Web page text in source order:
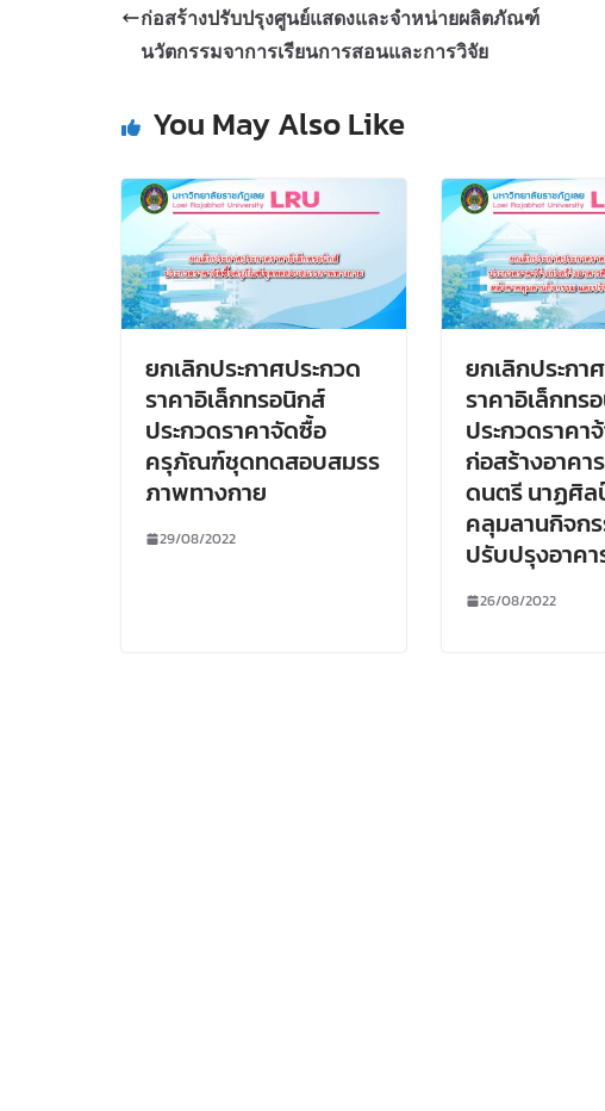
ก่อสร้างปรับปรุงศูนย์แสดงและจำหน่ายผลิตภัณฑ์
นวัตกรรมจาการเรียนการสอนและการวิจัย
You May Also Like
ยกเลิกประกาศประกวด
ราคาอิเล็กทรอนิกส์
ประกวดราคาจัดซื้อ
ครุภัณฑ์ชุดทดสอบสมรร
ภาพทางกาย
29/08/2022
ยกเลิกประกา
ราคาอิเล็กทร
ประกวดราคา
ก่อสร้างอาคา
ดนตรี นาฏศิล
คลุมลานกิจกร
ปรับปรุงอาคา
26/08/2022